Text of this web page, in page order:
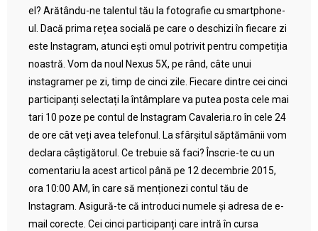
el? Arătându-ne talentul tău la fotografie cu smartphone-
ul. Dacă prima rețea socială pe care o deschizi în fiecare zi
este Instagram, atunci ești omul potrivit pentru competiția
noastră. Vom da noul Nexus 5X, pe rând, câte unui
instagramer pe zi, timp de cinci zile. Fiecare dintre cei cinci
participanți selectați la întâmplare va putea posta cele mai
tari 10 poze pe contul de Instagram Cavaleria.ro în cele 24
de ore cât veți avea telefonul. La sfârșitul săptămânii vom
declara câștigătorul. Ce trebuie să faci? Înscrie-te cu un
comentariu la acest articol până pe 12 decembrie 2015,
ora 10:00 AM, în care să menționezi contul tău de
Instagram. Asigură-te că introduci numele și adresa de e-
mail corecte. Cei cinci participanți care intră în cursa